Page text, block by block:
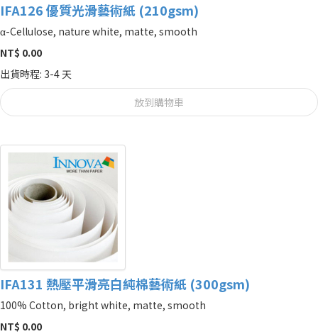
IFA126 優質光滑藝術紙 (210gsm)
α-Cellulose, nature white, matte, smooth
NT$ 0.00
出貨時程: 3-4 天
放到購物車
IFA131 熱壓平滑亮白純棉藝術紙 (300gsm)
100% Cotton, bright white, matte, smooth
NT$ 0.00